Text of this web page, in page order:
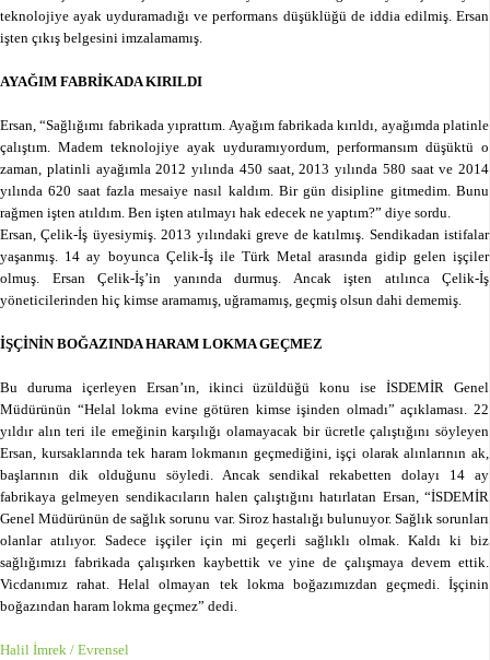
teknolojiye ayak uyduramadığı ve performans düşüklüğü de iddia edilmiş. Ersan
işten çıkış belgesini imzalamamış.
AYAĞIM FABRİKADA KIRILDI
Ersan, “Sağlığımı fabrikada yıprattım. Ayağım fabrikada kırıldı, ayağımda platinle
çalıştım. Madem teknolojiye ayak uyduramıyordum, performansım düşüktü o
zaman, platinli ayağımla 2012 yılında 450 saat, 2013 yılında 580 saat ve 2014
yılında 620 saat fazla mesaiye nasıl kaldım. Bir gün disipline gitmedim. Bunu
rağmen işten atıldım. Ben işten atılmayı hak edecek ne yaptım?” diye sordu.
Ersan, Çelik-İş üyesiymiş. 2013 yılındaki greve de katılmış. Sendikadan istifalar
yaşanmış. 14 ay boyunca Çelik-İş ile Türk Metal arasında gidip gelen işçiler
olmuş. Ersan Çelik-İş’in yanında durmuş. Ancak işten atılınca Çelik-İş
yöneticilerinden hiç kimse aramamış, uğramamış, geçmiş olsun dahi dememiş.
İŞÇİNİN BOĞAZINDA HARAM LOKMA GEÇMEZ
Bu duruma içerleyen Ersan’ın, ikinci üzüldüğü konu ise İSDEMİR Genel
Müdürünün “Helal lokma evine götüren kimse işinden olmadı” açıklaması. 22
yıldır alın teri ile emeğinin karşılığı olamayacak bir ücretle çalıştığını söyleyen
Ersan, kursaklarında tek haram lokmanın geçmediğini, işçi olarak alınlarının ak,
başlarının dik olduğunu söyledi. Ancak sendikal rekabetten dolayı 14 ay
fabrikaya gelmeyen sendikacıların halen çalıştığını hatırlatan Ersan, “İSDEMİR
Genel Müdürünün de sağlık sorunu var. Siroz hastalığı bulunuyor. Sağlık sorunları
olanlar atılıyor. Sadece işçiler için mi geçerli sağlıklı olmak. Kaldı ki biz
sağlığımızı fabrikada çalışırken kaybettik ve yine de çalışmaya devem ettik.
Vicdanımız rahat. Helal olmayan tek lokma boğazımızdan geçmedi. İşçinin
boğazından haram lokma geçmez” dedi.
Halil İmrek / Evrensel